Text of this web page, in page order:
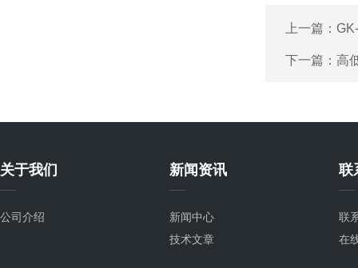
上一篇：
下一篇： 高
关于我们
公司介绍
新闻资讯
新闻中心
技术文章
联
联
在